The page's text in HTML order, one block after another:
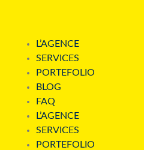
L’AGENCE
SERVICES
PORTEFOLIO
BLOG
FAQ
L’AGENCE
SERVICES
PORTEFOLIO
HUBSPOT